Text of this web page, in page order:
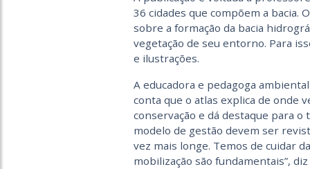
36 cidades que compõem a bacia.
sobre a formação da bacia
vegetação de seu entorno. Para
e ilustrações.
A educadora e pedagoga
conta que o atlas explica de onde
conservação e dá destaque para o
modelo de gestão devem ser
vez mais longe. Temos de cuidar
mobilização são fundamentais”,